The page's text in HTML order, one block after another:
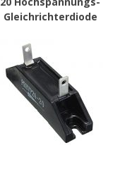
Gleichrichterdiode